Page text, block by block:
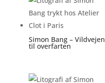
Simon Bang – Vildvejen
til overfarten